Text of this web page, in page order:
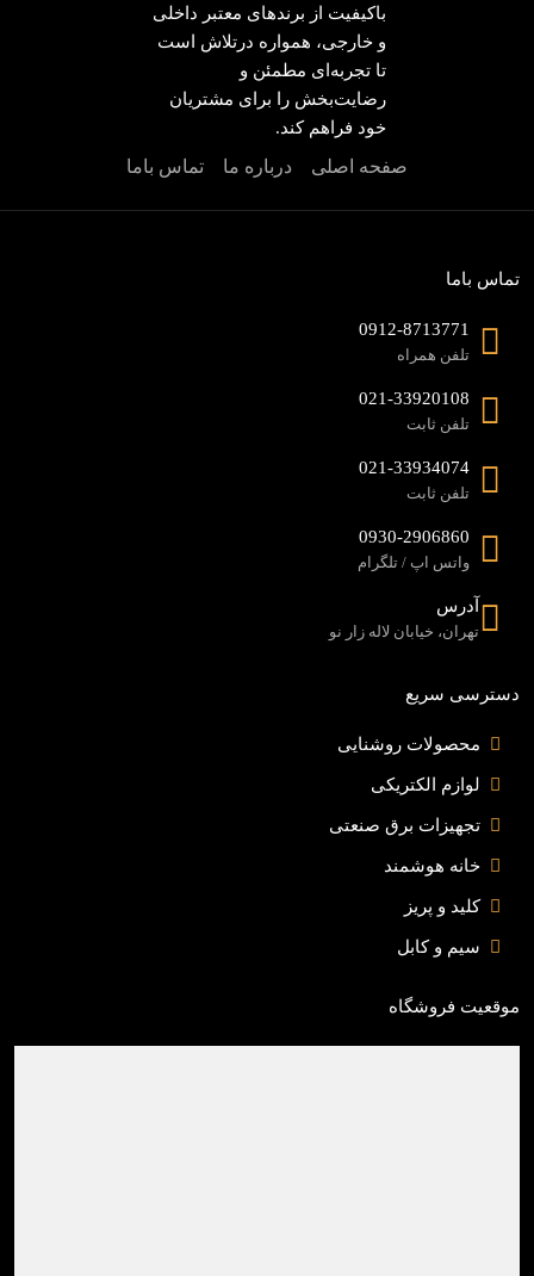
باکیفیت از برندهای معتبر داخلی
و خارجی، همواره درتلاش است
تا تجربه‌ای مطمئن و
رضایت‌بخش را برای مشتریان
خود فراهم کند.
صفحه اصلی
درباره ما تماس باما
تماس باما
0912-8713771
تلفن همراه
021-33920108
تلفن ثابت
021-33934074
تلفن ثابت
0930-2906860
واتس اپ / تلگرام
آدرس
تهران، خیابان لاله زار نو
دسترسی سریع
محصولات روشنایی
لوازم الکتریکی
تجهیزات برق صنعتی
خانه هوشمند
کلید و پریز
سیم و کابل
موقعیت فروشگاه